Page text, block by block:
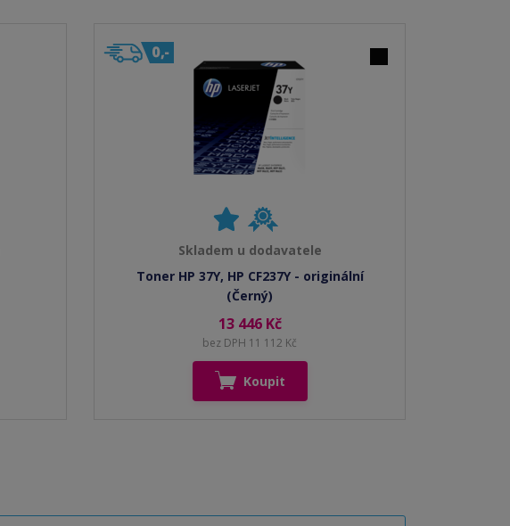
Skladem u dodavatele
Toner HP 37Y, HP CF237Y - originální
(Černý)
13 446 Kč
bez DPH 11 112 Kč
Koupit